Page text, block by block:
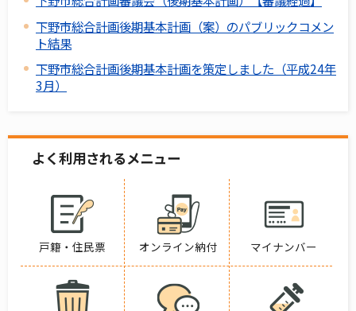
下野市総合計画後期基本計画（案）のパブリックコメン
ト結果
下野市総合計画後期基本計画を策定しました（平成24年
3月）
よく利用されるメニュー
戸籍・住民票 オンライン納付 マイナンバー